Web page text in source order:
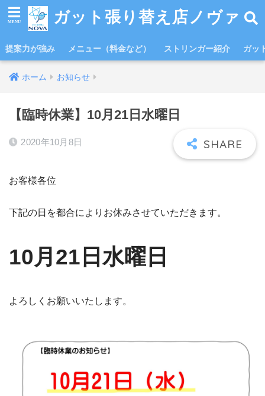
ガット張り替え店ノヴァ
提案力が強み メニュー（料金など） ストリンガー紹介 ガッ
ホーム お知らせ
【臨時休業】10月21日水曜日
2020年10月8日
お客様各位
下記の日を都合によりお休みさせていただきます。
10月21日水曜日
よろしくお願いいたします。